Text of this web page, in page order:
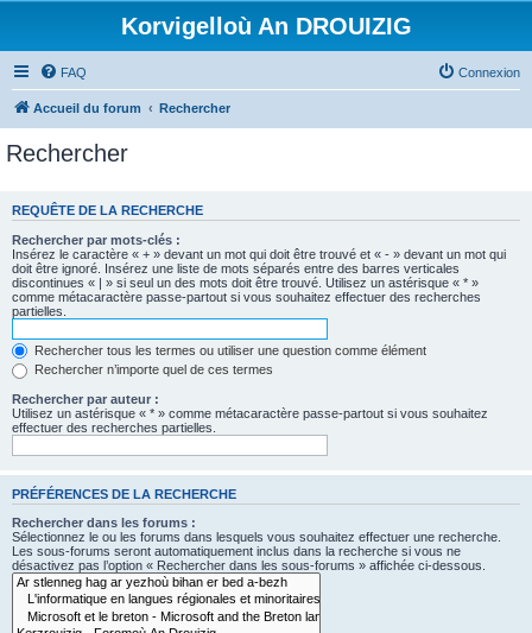
Korvigelloù An DROUIZIG
FAQ Connexion
Accueil du forum Rechercher
Rechercher
REQUÊTE DE LA RECHERCHE
Rechercher par mots-clés :
Insérez le caractère « + » devant un mot qui doit être trouvé et « - » devant un mot qui
doit être ignoré. Insérez une liste de mots séparés entre des barres verticales
discontinues « | » si seul un des mots doit être trouvé. Utilisez un astérisque « * »
comme métacaractère passe-partout si vous souhaitez effectuer des recherches
partielles.
Rechercher tous les termes ou utiliser une question comme élément
Rechercher n’importe quel de ces termes
Rechercher par auteur :
Utilisez un astérisque « * » comme métacaractère passe-partout si vous souhaitez
effectuer des recherches partielles.
PRÉFÉRENCES DE LA RECHERCHE
Rechercher dans les forums :
Sélectionnez le ou les forums dans lesquels vous souhaitez effectuer une recherche.
Les sous-forums seront automatiquement inclus dans la recherche si vous ne
désactivez pas l’option « Rechercher dans les sous-forums » affichée ci-dessous.